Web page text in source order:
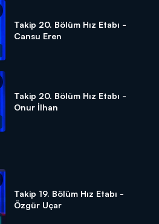
Takip 20. Bölüm Hız Etabı -
Cansu Eren
Takip 20. Bölüm Hız Etabı -
Onur İlhan
Takip 19. Bölüm Hız Etabı -
Özgür Uçar